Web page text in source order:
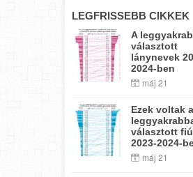
LEGFRISSEBB CIKKEK
A
választott
lánynevek
2024-ben
máj 21
Ezek voltak a
választott
2023-2024-
máj 21